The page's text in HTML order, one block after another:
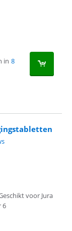
in 8
voor Jura
6